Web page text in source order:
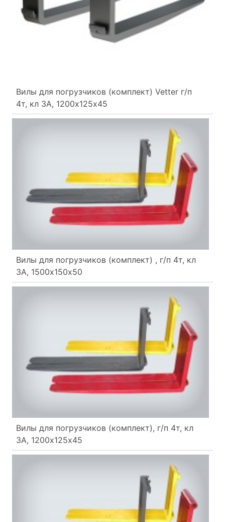
Вилы для погрузчиков (комплект) Vetter г/п
4т, кл 3А, 1200х125х45
Вилы для погрузчиков (комплект) , г/п 4т, кл
3А, 1500х150х50
Вилы для погрузчиков (комплект), г/п 4т, кл
3А, 1200х125х45